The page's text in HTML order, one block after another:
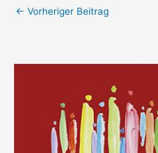
← Vorheriger Beitrag